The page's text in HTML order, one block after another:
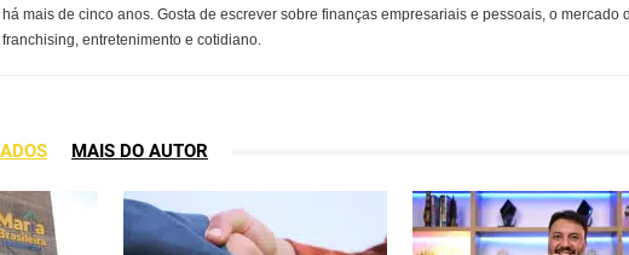
há mais de cinco anos. Gosta de escrever sobre finanças empresariais e pessoais, o mercado
franchising, entretenimento e cotidiano.
MAIS DO AUTOR